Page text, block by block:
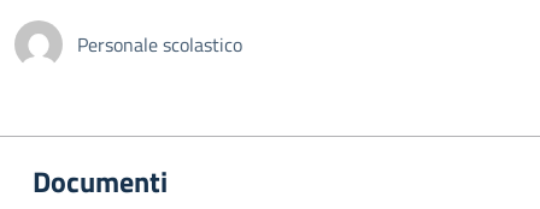
Personale scolastico
Documenti